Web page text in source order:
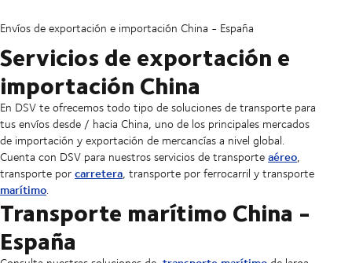
Envíos de exportación e importación China - España
Servicios de exportación e
importación China
En DSV te ofrecemos todo tipo de soluciones de transporte para
tus envíos desde / hacia China, uno de los principales mercados
de importación y exportación de mercancías a nivel global.
Cuenta con DSV para nuestros servicios de transporteaéreo,
transporte porcarretera, transporte por ferrocarril y transporte
marítimo.
Transporte marítimo China -
España